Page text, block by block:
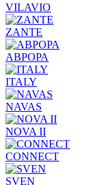
VILAVIO
ZANTE
АВРОРА
ITALY
NAVAS
NOVA II
CONNECT
SVEN